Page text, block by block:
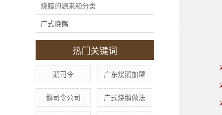
烧腊的源来和分类
广式烧鹅
热门关键词
鹅司令 广东烧鹅加盟
鹅司令公司 广式烧鹅做法